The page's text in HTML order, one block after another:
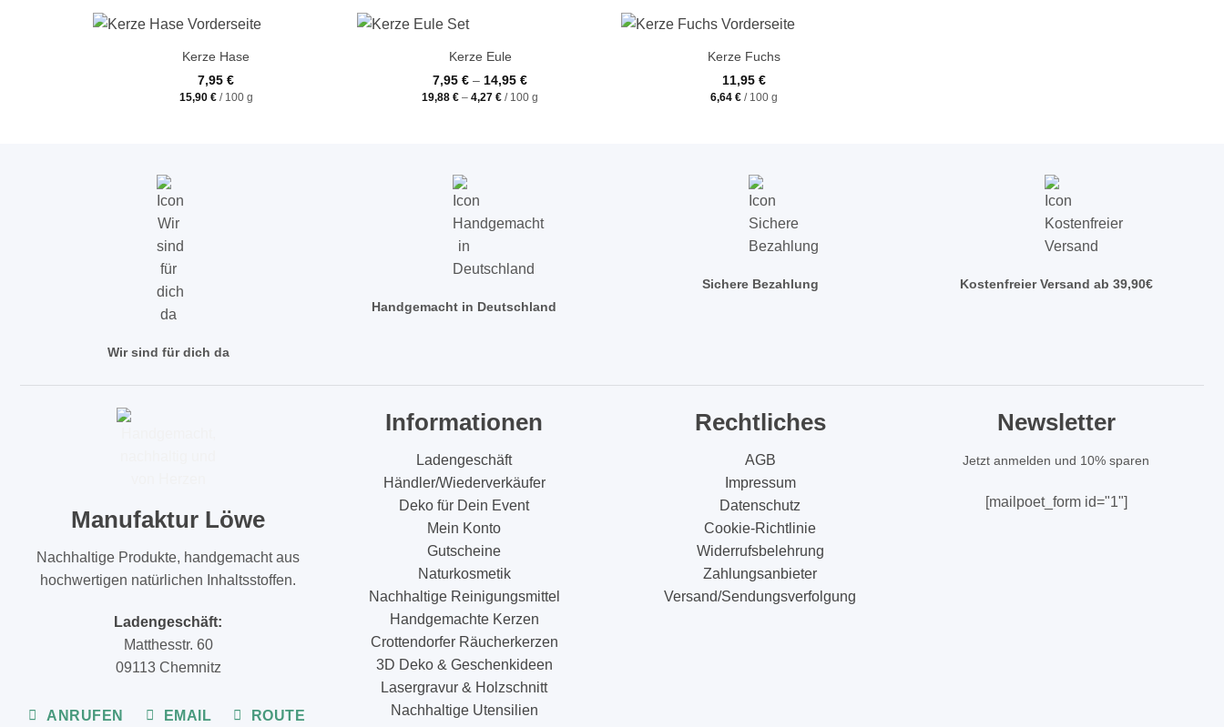
+
Kerze Hase
7,95 €
15,90 €/ 100 g
+
Kerze Eule
7,95 € – 14,95 €
19,88 € – 4,27 € / 100 g
+
Kerze Fuchs
11,95 €
6,64 € / 100 g
Wir sind für dich da
Handgemacht in Deutschland
Sichere Bezahlung Kostenfreier Versand ab 39,90€
Manufaktur Löwe
Nachhaltige Produkte, handgemacht aus
hochwertigen natürlichen Inhaltsstoffen.
Ladengeschäft:
Matthesstr. 60
09113 Chemnitz
ANRUFEN EMAIL ROUTE
Informationen
Ladengeschäft
Händler/Wiederverkäufer
Deko für Dein Event
Mein Konto
Gutscheine
Naturkosmetik
Nachhaltige Reinigungsmittel
Handgemachte Kerzen
Crottendorfer Räucherkerzen
3D Deko & Geschenkideen
Lasergravur & Holzschnitt
Nachhaltige Utensilien
Rechtliches
AGB
Impressum
Datenschutz
Cookie-Richtlinie
Widerrufsbelehrung
Zahlungsanbieter
Versand/Sendungsverfolgung
Newsletter
Jetzt anmelden und 10% sparen
[mailpoet_form id="1"]